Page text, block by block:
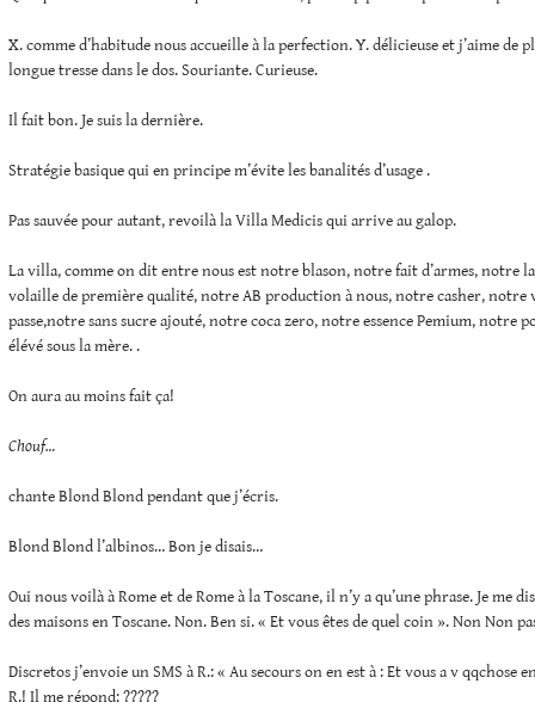
X. comme d’habitude nous accueille à la perfection. Y. délicieuse et j’aime de
longue tresse dans le dos. Souriante. Curieuse.
Il fait bon. Je suis la dernière.
Stratégie basique qui en principe m’évite les banalités d’usage .
Pas sauvée pour autant, revoilà la Villa Medicis qui arrive au galop.
La villa, comme on dit entre nous est notre blason, notre fait d’armes, notre
volaille de première qualité, notre AB production à nous, notre casher, notre
passe,notre sans sucre ajouté, notre coca zero, notre essence Pemium, notre
élévé sous la mère. .
On aura au moins fait ça!
Chouf…
chante Blond Blond pendant que j’écris.
Blond Blond l’albinos… Bon je disais…
Oui nous voilà à Rome et de Rome à la Toscane, il n’y a qu’une phrase. Je me
des maisons en Toscane. Non. Ben si. « Et vous êtes de quel coin ». Non Non
Discretos j’envoie un SMS à R.: « Au secours on en est à : Et vous a v qqchose
R.! Il me répond: ?????